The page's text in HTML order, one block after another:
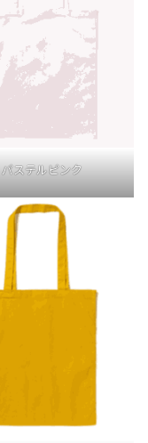
パステルピンク